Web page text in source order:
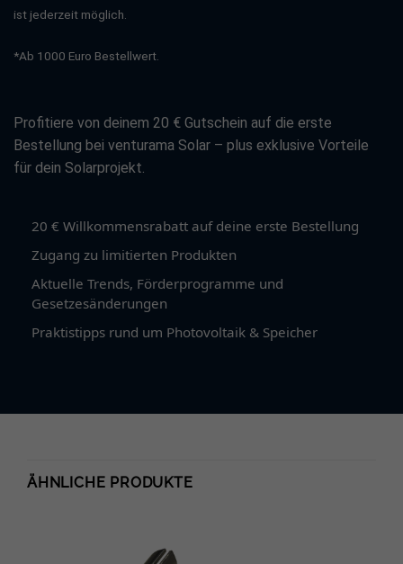
ist jederzeit möglich.
*Ab 1000 Euro Bestellwert.
Profitiere von deinem 20 € Gutschein auf die erste
Bestellung bei venturama Solar – plus exklusive Vorteile
für dein Solarprojekt.
20 € Willkommensrabatt auf deine erste Bestellung
Zugang zu limitierten Produkten
Aktuelle Trends, Förderprogramme und
Gesetzesänderungen
Praktistipps rund um Photovoltaik & Speicher
ÄHNLICHE PRODUKTE